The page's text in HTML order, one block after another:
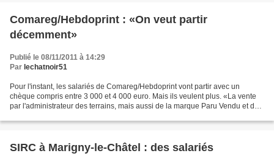
Comareg/Hebdoprint : «On veut partir
décemment»
Publié le 08/11/2011 à 14:29
Par lechatnoir51
Pour l'instant, les salariés de Comareg/Hebdoprint vont partir avec un
chèque compris entre 3 000 et 4 000 euro. Mais ils veulent plus. «La vente
par l'administrateur des terrains, mais aussi de la marque Paru Vendu et du
SIRC à Marigny-le-Châtel : des salariés